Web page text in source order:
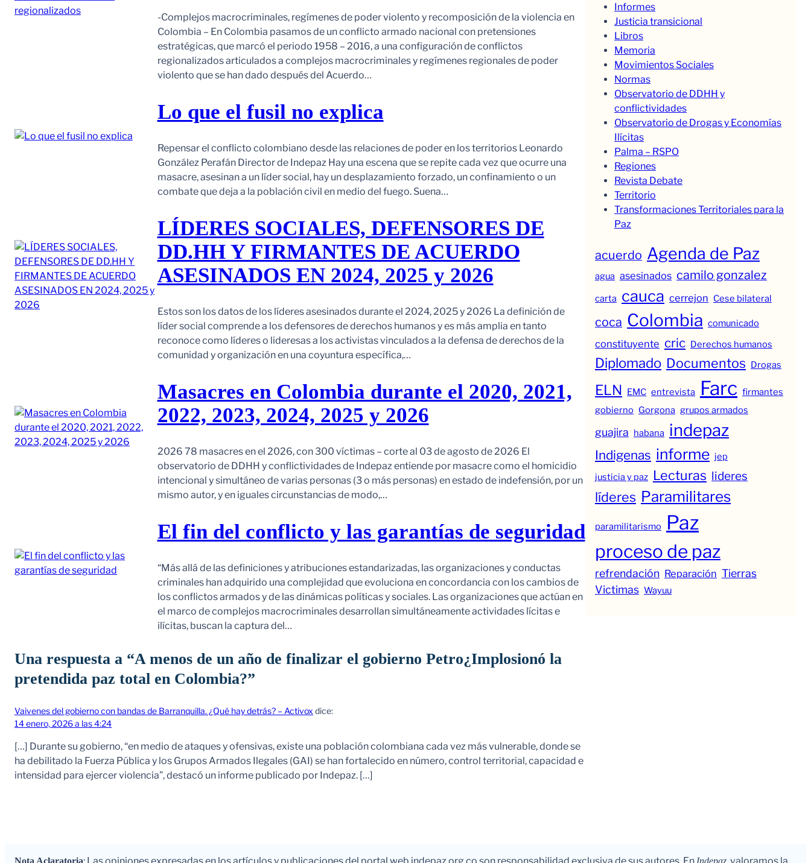
-Complejos macrocriminales, regímenes de poder violento y recomposición de la violencia en
Colombia – En Colombia pasamos de un conflicto armado nacional con pretensiones
estratégicas, que marcó el periodo 1958 – 2016, a una configuración de conflictos
regionalizados articulados a complejos macrocriminales y regímenes regionales de poder
violento que se han dado después del Acuerdo…
Lo que el fusil no explica
Repensar el conflicto colombiano desde las relaciones de poder en los territorios Leonardo
González Perafán Director de Indepaz Hay una escena que se repite cada vez que ocurre una
masacre, asesinan a un líder social, hay un desplazamiento forzado, un confinamiento o un
combate que deja a la población civil en medio del fuego. Suena…
LÍDERES SOCIALES, DEFENSORES DE
DD.HH Y FIRMANTES DE ACUERDO
ASESINADOS EN 2024, 2025 y 2026
Estos son los datos de los líderes asesinados durante el 2024, 2025 y 2026 La definición de
líder social comprende a los defensores de derechos humanos y es más amplia en tanto
reconoce como líderes o lideresas a los activistas vinculados a la defensa de derechos de la
comunidad y organización en una coyuntura específica,…
Masacres en Colombia durante el 2020, 2021,
2022, 2023, 2024, 2025 y 2026
2026 78 masacres en el 2026, con 300 víctimas – corte al 03 de agosto de 2026 El
observatorio de DDHH y conflictividades de Indepaz entiende por masacre como el homicidio
intencional y simultáneo de varias personas (3 o más personas) en estado de indefensión, por un
mismo autor, y en iguales circunstancias de modo,…
El fin del conflicto y las garantías de seguridad
“Más allá de las definiciones y atribuciones estandarizadas, las organizaciones y conductas
criminales han adquirido una complejidad que evoluciona en concordancia con los cambios de
los conflictos armados y de las dinámicas políticas y sociales. Las organizaciones que actúan en
el marco de complejos macrocriminales desarrollan simultáneamente actividades lícitas e
ilícitas, buscan la captura del…
Una respuesta a “A menos de un año de finalizar el gobierno Petro¿Implosionó la
pretendida paz total en Colombia?”
Vaivenes del gobierno con bandas de Barranquilla. ¿Qué hay detrás? – Activox dice:
14 enero, 2026 a las 4:24
[…] Durante su gobierno, “en medio de ataques y ofensivas, existe una población colombiana cada vez más vulnerable, donde se
ha debilitado la Fuerza Pública y los Grupos Armados Ilegales (GAI) se han fortalecido en número, control territorial, capacidad e
intensidad para ejercer violencia”, destacó un informe publicado por Indepaz. […]
Informes
Justicia transicional
Libros
Memoria
Movimientos Sociales
Normas
Observatorio de DDHH y
conflictividades
Observatorio de Drogas y Economías
Ilícitas
Palma – RSPO
Regiones
Revista Debate
Territorio
Transformaciones Territoriales para la
Paz
acuerdo Agenda de Paz
agua asesinados camilo gonzalez
carta cauca cerrejon Cese bilateral
coca Colombia comunicado
constituyente cric Derechos humanos
Diplomado Documentos Drogas
ELN EMC entrevista Farc firmantes
gobierno Gorgona grupos armados
guajira habana indepaz
Indigenas informe jep
justicia y paz Lecturas lideres
líderes Paramilitares
paramilitarismo Paz
proceso de paz
refrendación Reparación Tierras
Victimas Wayuu
Nota Aclaratoria: Las opiniones expresadas en los artículos y publicaciones del portal web indepaz.org.co son responsabilidad exclusiva de sus autores. En Indepaz , valoramos la